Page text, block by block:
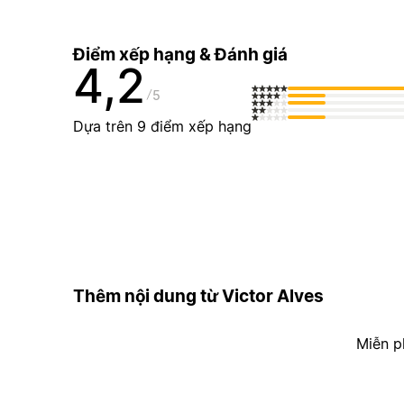
Điểm xếp hạng & Đánh giá
4,2 5
Dựa trên 9 điểm xếp hạng
Thêm nội dung từ Victor Alves
Miễn